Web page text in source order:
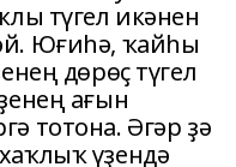
түгел икәнен
Юғиһә, ҡайһы
дөрөҫ түгел
ағын
тотона. Әгәр ҙә
үҙендә